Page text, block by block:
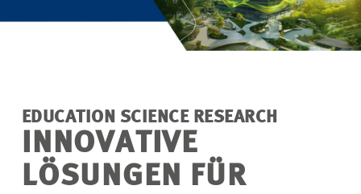
SERVICES
IM FOKUS
KARRIERE
EDUCATION SCIENCE RESEARCH
INNOVATIVE
LÖSUNGEN FÜR